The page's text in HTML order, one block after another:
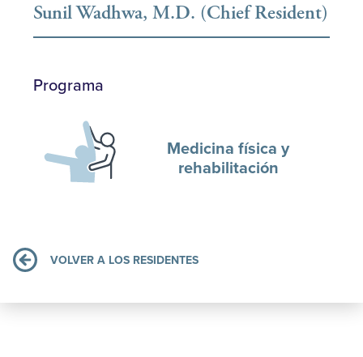
Sunil Wadhwa, M.D. (Chief Resident)
Programa
Medicina física y
rehabilitación
VOLVER A LOS RESIDENTES